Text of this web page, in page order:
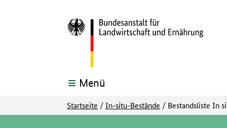
Menü
Startseite /In-situ-Bestände / Bestandsliste In